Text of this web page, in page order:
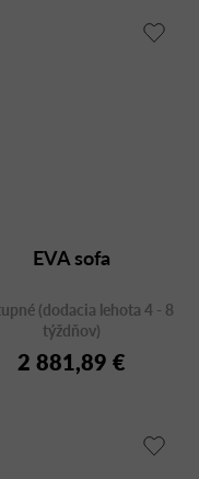
EVA sofa
(dodacia lehota 4 - 8
týždňov)
2 881,89 €